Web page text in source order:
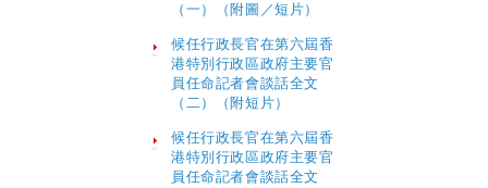
（一）（附圖／短片）
候任行政長官在第六屆香
港特別行政區政府主要官
員任命記者會談話全文
（二）（附短片）
候任行政長官在第六屆香
港特別行政區政府主要官
員任命記者會談話全文